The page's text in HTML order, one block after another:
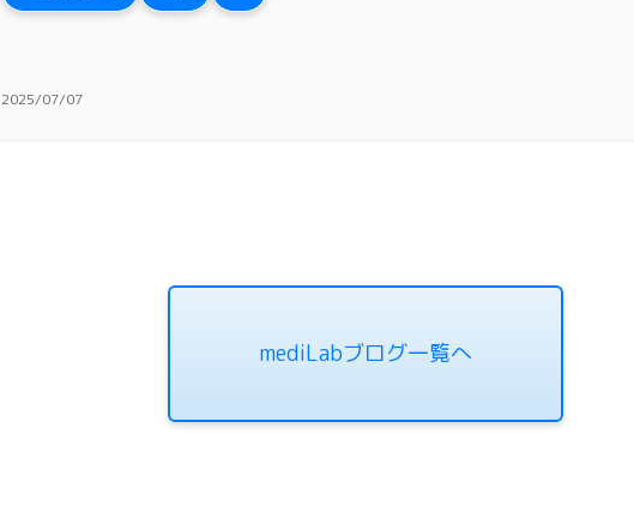
2025/07/07
mediLabブログ一覧へ